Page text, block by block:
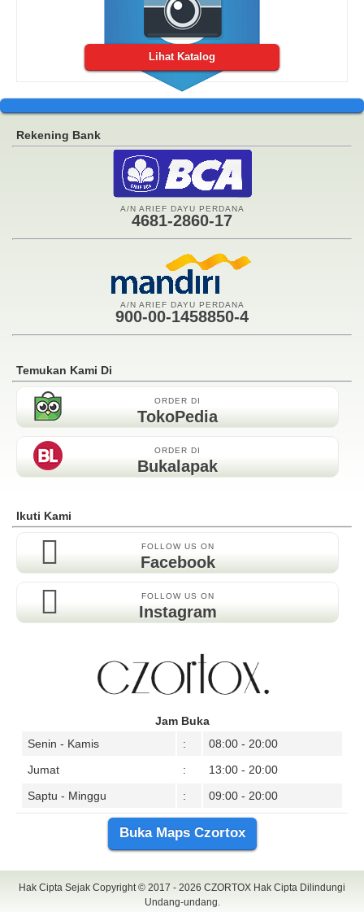
Lihat Katalog
Rekening Bank
A/N ARIEF DAYU PERDANA
4681-2860-17
A/N ARIEF DAYU PERDANA
900-00-1458850-4
Temukan Kami Di
ORDER DI
TokoPedia
ORDER DI
Bukalapak
Ikuti Kami
FOLLOW US ON
Facebook
FOLLOW US ON
Instagram
Jam Buka
Senin - Kamis
:
08:00 - 20:00
Jumat
:
13:00 - 20:00
Saptu - Minggu
: 09:00 - 20:00
Buka Maps Czortox
Hak Cipta Sejak Copyright © 2017 - 2026 CZORTOX Hak Cipta Dilindungi
Undang-undang.